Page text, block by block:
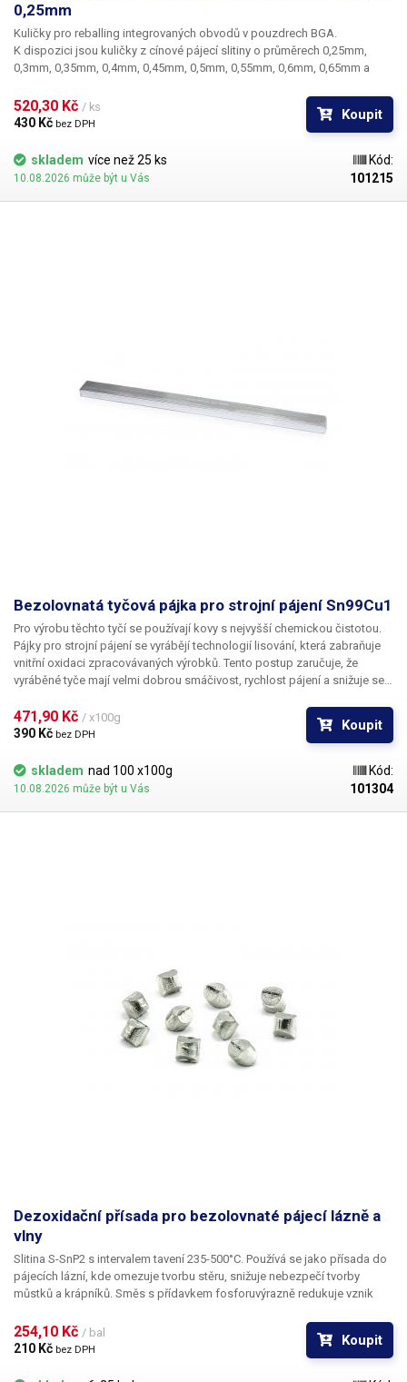
0,25mm
Kuličky pro reballing integrovaných obvodů v pouzdrech BGA.
K dispozici jsou kuličky z cínové pájecí slitiny o průměrech 0,25mm,
0,3mm, 0,35mm, 0,4mm, 0,45mm, 0,5mm, 0,55mm, 0,6mm, 0,65mm a
BGA mřížky pro překuličkování. Ampule obsahuje vždy 5000 kusů
kuliček o daném průměru.
520,30 Kč / ks
430 Kč bez DPH
Koupit
skladem více než 25 ks
10.08.2026 může být u Vás
Kód:
101215
Bezolovnatá tyčová pájka pro strojní pájení Sn99Cu1
Pro výrobu těchto tyčí se používají kovy s nejvyšší chemickou čistotou.
Pájky pro strojní pájení se vyrábějí technologií lisování, která zabraňuje
vnitřní oxidaci zpracovávaných výrobků. Tento postup zaručuje, že
vyráběné tyče mají velmi dobrou smáčivost, rychlost pájení a snižuje se
volbou pro přechod na bezolovnatý proces v oboru běžné spotřební
elektroniky.
471,90 Kč / x100g
390 Kč bez DPH
Koupit
skladem nad 100 x100g
10.08.2026 může být u Vás
Kód:
101304
Dezoxidační přísada pro bezolovnaté pájecí lázně a
vlny
Slitina S-SnP2 s intervalem tavení 235-500°C. Používá se jako přísada do
pájecích lázní, kde omezuje tvorbu stěru, snižuje nebezpečí tvorby
můstků a krápníků. Směs s přídavkem fosforuvýrazně redukuje vznik
dezoxidační přísadou omezena zhruba na polovinu, což znamená
poloviční odpad pájecí slitiny při stírání zoxidované vrstvy z povrchu a
dlouhodobě čistou hladinu taveniny. Dodává se ve tvaru pelet o
254,10 Kč / bal
210 Kč bez DPH
Koupit